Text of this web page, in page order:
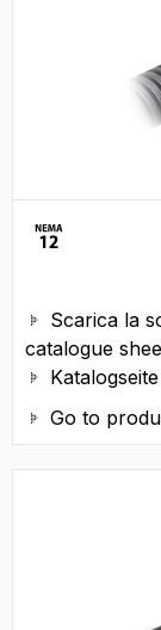
 Scarica la
catalogue

 Go to